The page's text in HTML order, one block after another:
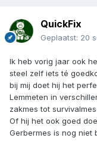
QuickFix
Geplaatst: 20
Ik heb vorig jaar ook
steel zelf iets té
bij mij doet hij het
Lemmeten in
zakmes tot
Of hij het ook goed
Gerbermes is nog niet